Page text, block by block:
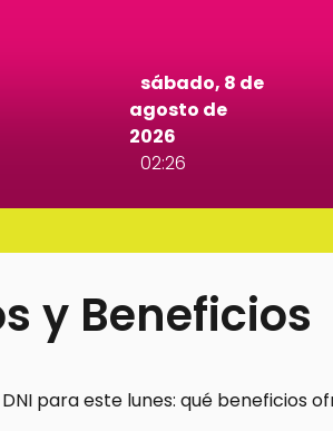
sábado, 8 de
agosto de
2026
02:26
y Beneficios